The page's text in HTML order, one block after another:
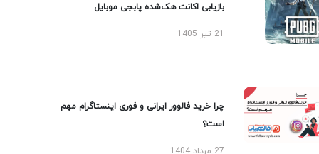
بازیابی اکانت هک‌شده پابجی موبایل
چرا خرید فالوور ایرانی و فوری اینستاگرام مهم
است؟
27 مرداد 1404